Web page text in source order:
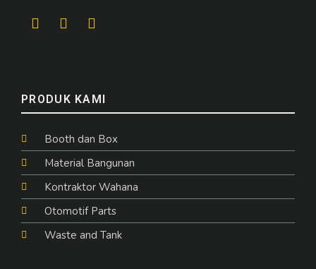
PRODUK KAMI
Booth dan Box
Material Bangunan
Kontraktor Wahana
Otomotif Parts
Waste and Tank